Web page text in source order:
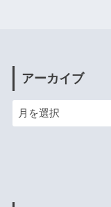
アーカイブ